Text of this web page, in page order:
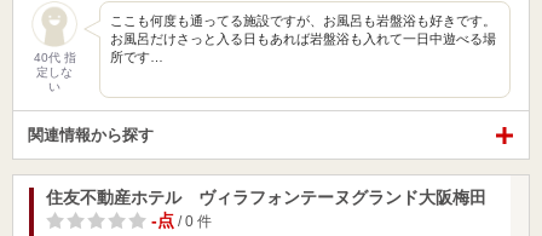
40代 指
定しな
い
ここも何度も通ってる施設ですが、お風呂も岩盤浴も好きです。
お風呂だけさっと入る日もあれば岩盤浴も入れて一日中遊べる場
所です…
関連情報から探す
住友不動産ホテル ヴィラフォンテーヌグランド大阪梅田
-点 / 0 件